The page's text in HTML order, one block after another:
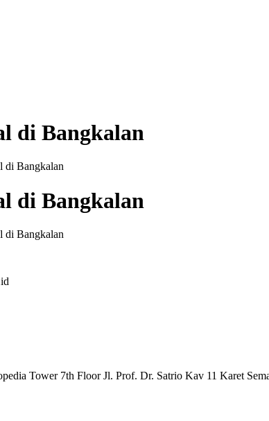
di Bangkalan
di Bangkalan
di Bangkalan
di Bangkalan
Tower 7th Floor Jl. Prof. Dr. Satrio Kav 11 Karet